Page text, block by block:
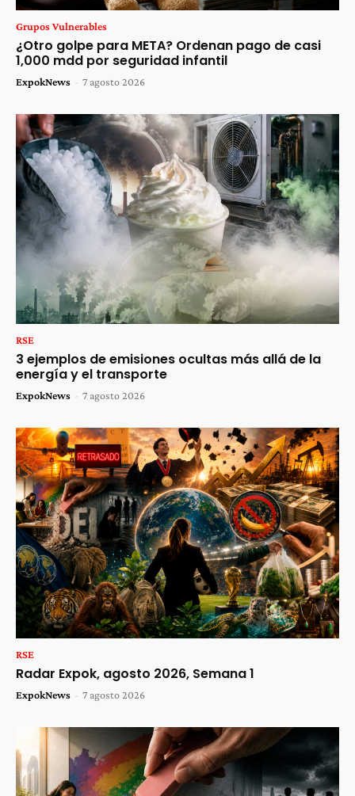
Grupos Vulnerables
¿Otro golpe para META? Ordenan pago de casi
1,000 mdd por seguridad infantil
ExpokNews - 7 agosto 2026
RSE
3 ejemplos de emisiones ocultas más allá de la
energía y el transporte
ExpokNews - 7 agosto 2026
RSE
Radar Expok, agosto 2026, Semana 1
ExpokNews - 7 agosto 2026